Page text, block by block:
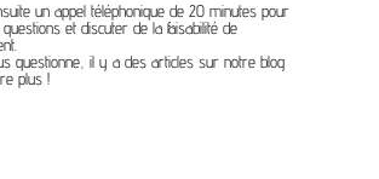
un appel téléphonique de 20 minutes pour
et discuter de la faisabilité de
questionne, il y a des articles sur notre blog
plus !